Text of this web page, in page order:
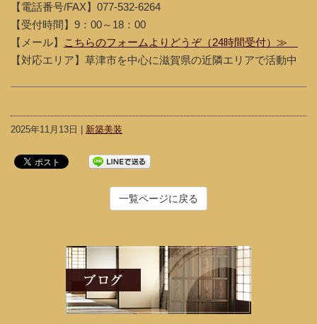
【電話番号/FAX】077-532-6264
【受付時間】9：00～18：00
【メール】
こちらのフォームよりどうぞ（24時間受付）≫
【対応エリア】草津市を中心に滋賀県の近隣エリアで活動中
2025年11月13日 | 新築美装
一覧ページに戻る